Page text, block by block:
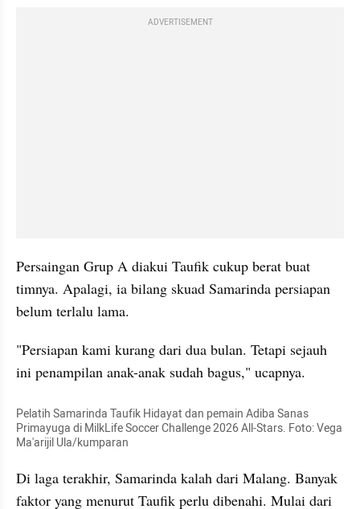
ADVERTISEMENT
Persaingan Grup A diakui Taufik cukup berat buat
timnya. Apalagi, ia bilang skuad Samarinda persiapan
belum terlalu lama.
"Persiapan kami kurang dari dua bulan. Tetapi sejauh
ini penampilan anak-anak sudah bagus," ucapnya.
Pelatih Samarinda Taufik Hidayat dan pemain Adiba Sanas
Primayuga di MilkLife Soccer Challenge 2026 All-Stars. Foto: Vega
Ma'arijil Ula/kumparan
Di laga terakhir, Samarinda kalah dari Malang. Banyak
faktor yang menurut Taufik perlu dibenahi. Mulai dari